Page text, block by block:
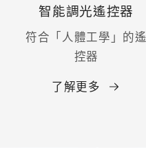
智能調光遙控器
符合「人體工學」的遙
控器
了解更多